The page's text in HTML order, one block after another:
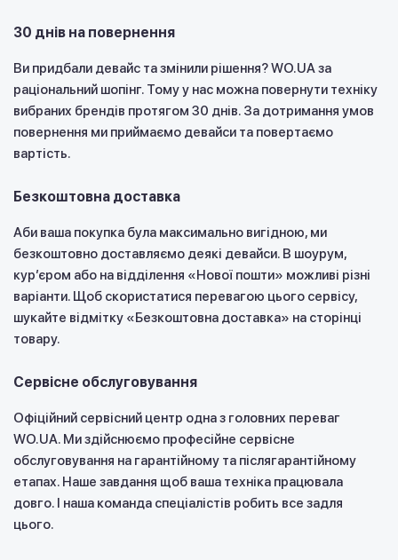
30 днів на повернення
Ви придбали девайс та змінили рішення? WO.UA за
раціональний шопінг. Тому у нас можна повернути техніку
вибраних брендів протягом 30 днів. За дотримання умов
повернення ми приймаємо девайси та повертаємо
вартість.
Безкоштовна доставка
Аби ваша покупка була максимально вигідною, ми
безкоштовно доставляємо деякі девайси. В шоурум,
курʼєром або на відділення «Нової пошти» можливі різні
варіанти. Щоб скористатися перевагою цього сервісу,
шукайте відмітку «Безкоштовна доставка» на сторінці
товару.
Сервісне обслуговування
Офіційний сервісний центр одна з головних переваг
WO.UA. Ми здійснюємо професійне сервісне
обслуговування на гарантійному та післягарантійному
етапах. Наше завдання щоб ваша техніка працювала
довго. І наша команда спеціалістів робить все задля
цього.